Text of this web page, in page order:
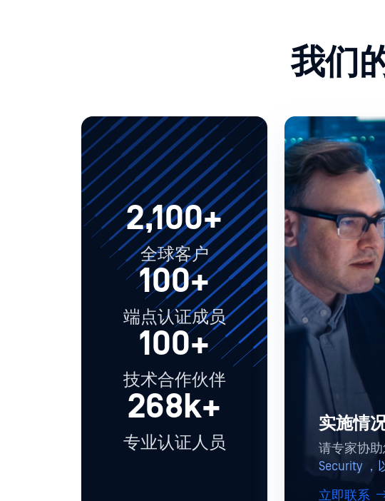
我们
2,100+
全球客户
100+
端点认证成员
100+
技术合作伙伴
268k+
专业认证人员
实施情
请专家协助
Security ，
立即联系